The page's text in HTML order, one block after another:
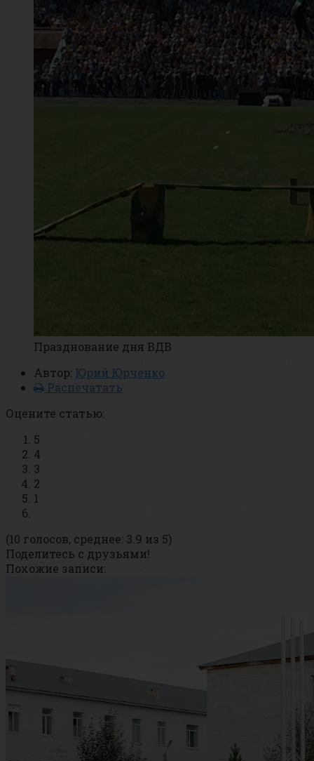
Празднование дня ВДВ
Автор: Юрий Юрченко
Распечатать
Оцените статью:
5
4
3
2
1
(10 голосов, среднее: 3.9 из 5)
Поделитесь с друзьями!
Похожие записи: